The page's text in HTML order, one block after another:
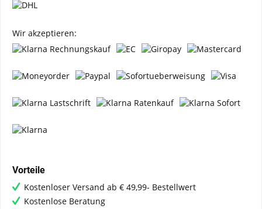
Wir akzeptieren:
Vorteile
Kostenloser Versand ab € 49,99- Bestellwert
Kostenlose Beratung